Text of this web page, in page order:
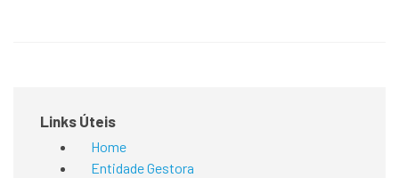
Links Úteis
Home
Entidade Gestora